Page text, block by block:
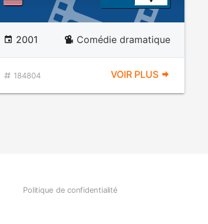
2001 Comédie dramatique
184804 VOIR PLUS
Politique de confidentialité